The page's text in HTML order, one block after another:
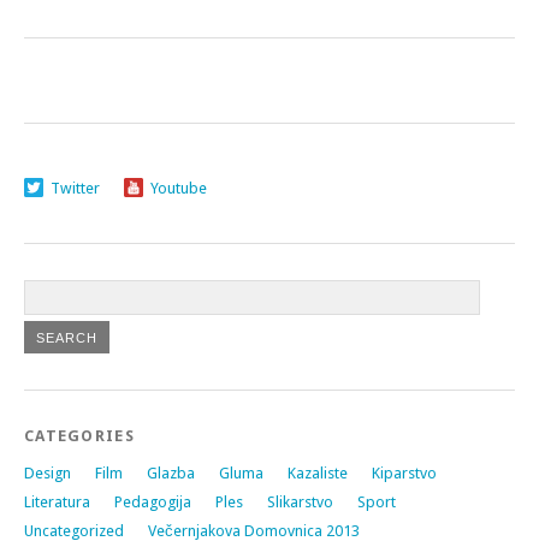
Twitter Youtube
CATEGORIES
Design Film Glazba Gluma Kazaliste
Kiparstvo
Literatura
Pedagogija Ples Slikarstvo
Sport
Uncategorized
Večernjakova Domovnica 2013